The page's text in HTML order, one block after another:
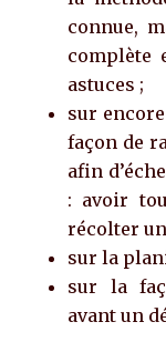
connue,
complète
astuces ;
sur
façon de
afin
: avoir
récolter
sur la
sur la
avant un